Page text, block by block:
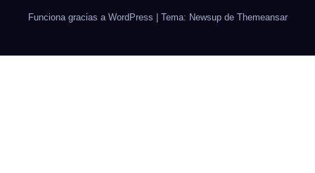
Funciona gracias a WordPress Tema: Newsup de Themeansar